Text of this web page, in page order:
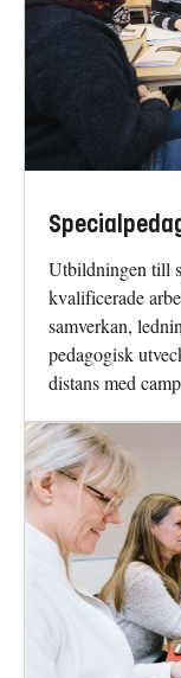
Utbildningen till
kvalificerade
samverkan,
pedagogisk
distans med